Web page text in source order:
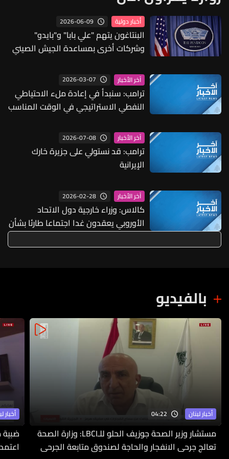
أخبار دولية 2026-06-09
البنتاغون يتهم "علي بابا" و"بايدو"
وشركات أخرى بمساعدة الجيش الصيني
آخر الأخبار 2026-03-07
ترامب: سنبدأ في إعادة ملء الاحتياطي
النفطي الاستراتيجي في الوقت المناسب
آخر الأخبار 2026-07-08
ترامب: قد نستولي على جزيرة خارك
الإيرانية
آخر الأخبار 2026-02-28
كالاس: وزراء خارجية دول الاتحاد
الأوروبي يعقدون غدا اجتماعا طارئا بشأن
إيران
بالفيديو
أخبار لبنان 04:22
مستشار وزير الصحة جوزيف الحلو للـLBCI: وزارة الصحة
تعالج جرحى الانفجار والحاجة لصندوق متابعة الجرحى
أخبار
ضبية